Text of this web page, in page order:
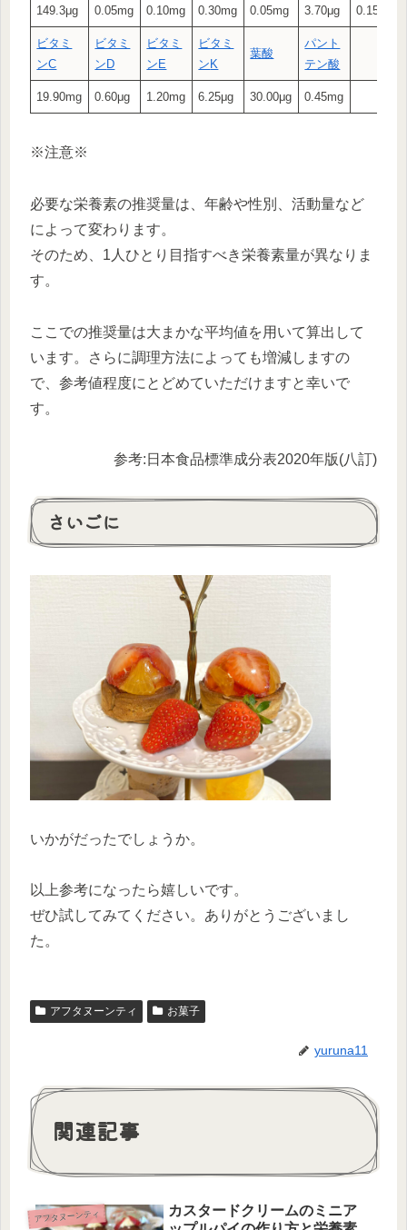
149.3μg 0.05mg 0.10mg 0.30mg 0.05mg 3.70μg 0.15μg
ビタミ
ンC
ビタミ
ン D
ビタミ
ン E
ビタミ
ン K
葉酸
パント
テン酸
19.90mg 0.60μg 1.20mg 6.25μg 30.00μg 0.45mg
※注意※
必要な栄養素の推奨量は、年齢や性別、活動量など
によって変わります。
そのため、1人ひとり目指すべき栄養素量が異なりま
す。
ここでの推奨量は大まかな平均値を用いて算出して
います。さらに調理方法によっても増減しますの
で、参考値程度にとどめていただけますと幸いで
す。
参考:日本食品標準成分表2020年版(八訂)
さいごに
いかがだったでしょうか。
以上参考になったら嬉しいです。
ぜひ試してみてください。ありがとうございまし
た。
アフタヌーンティ お菓子
yuruna11
関連記事
アフタヌーンティ
カスタードクリームのミニア